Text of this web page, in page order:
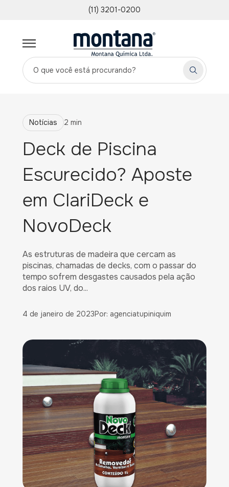
(11) 3201-0200
Notícias 2 min
Deck de Piscina
Escurecido? Aposte
em ClariDeck e
NovoDeck
As estruturas de madeira que cercam as
piscinas, chamadas de decks, com o passar do
tempo sofrem desgastes causados pela ação
dos raios UV, do...
4 de janeiro de 2023Por: agenciatupiniquim